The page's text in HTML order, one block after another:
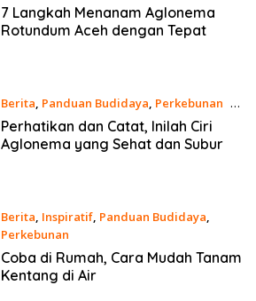
Juni 2024
7 Langkah Menanam Aglonema
Rotundum Aceh dengan Tepat
Berita, Panduan Budidaya, Perkebunan 21
Juni 2024
Perhatikan dan Catat, Inilah Ciri
Aglonema yang Sehat dan Subur
Berita, Inspiratif, Panduan Budidaya,
Perkebunan
20 Juni 2024
Coba di Rumah, Cara Mudah Tanam
Kentang di Air